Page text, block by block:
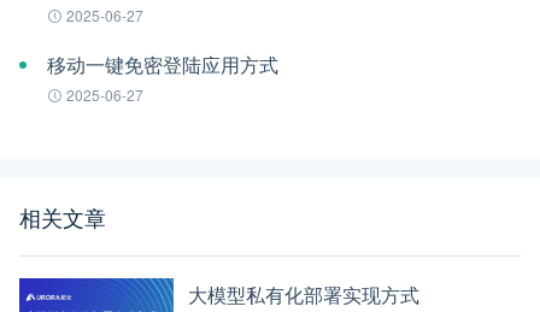
2025-06-27
移动一键免密登陆应用方式
2025-06-27
相关文章
大模型私有化部署实现方式